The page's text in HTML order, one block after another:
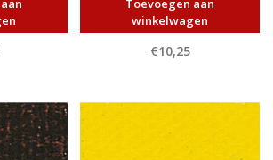
Toevoegen aan
winkelwagen
€10,25